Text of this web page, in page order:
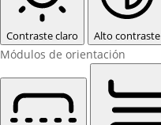
Contraste claro Alto contraste
Módulos de orientación